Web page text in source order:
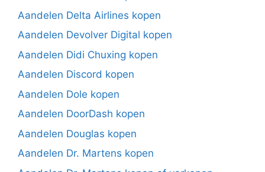
Aandelen Delta Airlines kopen
Aandelen Devolver Digital kopen
Aandelen Didi Chuxing kopen
Aandelen Discord kopen
Aandelen Dole kopen
Aandelen DoorDash kopen
Aandelen Douglas kopen
Aandelen Dr. Martens kopen